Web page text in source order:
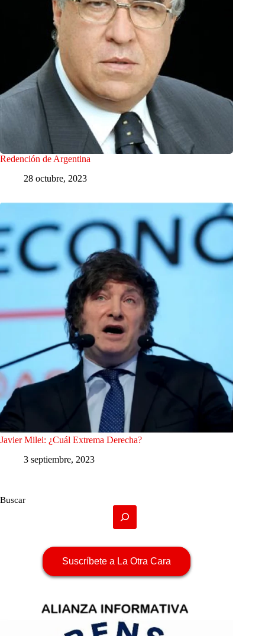
Redención de Argentina
28 octubre, 2023
Javier Milei: ¿Cuál Extrema Derecha?
3 septiembre, 2023
Buscar
Suscríbete a La Otra Cara